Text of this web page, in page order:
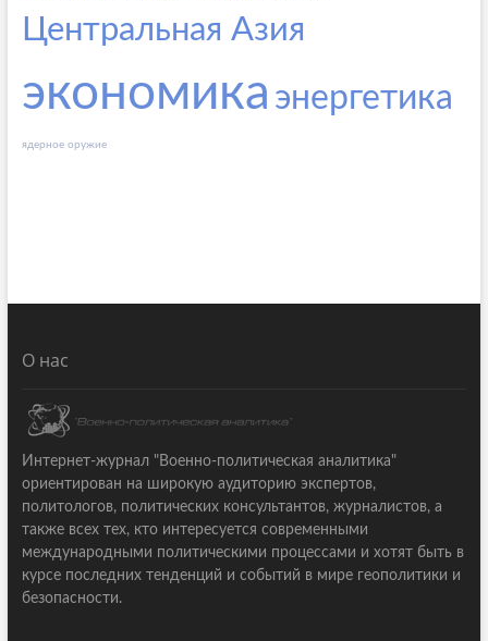
Центральная Азия
экономика энергетика
ядерное оружие
О нас
Интернет-журнал "Военно-политическая аналитика"
ориентирован на широкую аудиторию экспертов,
политологов, политических консультантов, журналистов, а
также всех тех, кто интересуется современными
международными политическими процессами и хотят быть в
курсе последних тенденций и событий в мире геополитики и
безопасности.